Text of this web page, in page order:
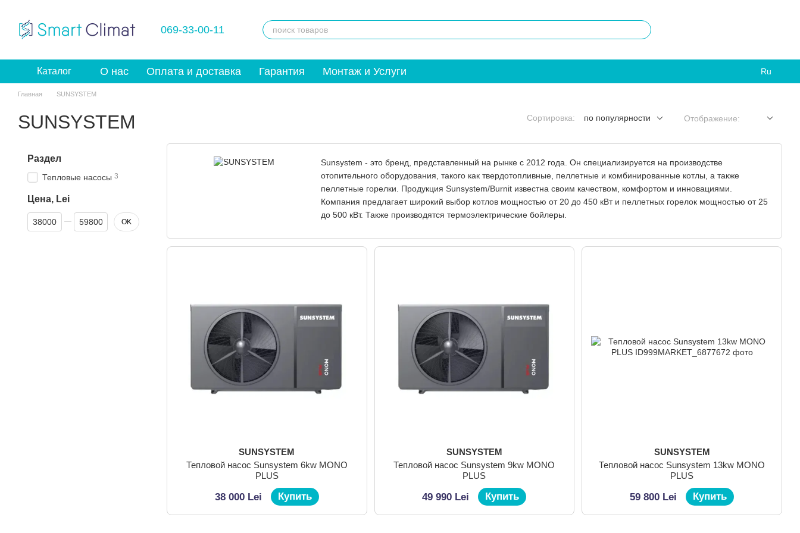
069-33-00-11
Каталог О нас Оплата и доставка Гарантия Монтаж и Услуги Ru
Главная SUNSYSTEM
SUNSYSTEM Сортировка: по популярности Отображение:
Sunsystem - это бренд, представленный на рынке с 2012 года. Он специализируется на производстве
отопительного оборудования, такого как твердотопливные, пеллетные и комбинированные котлы, а также
пеллетные горелки. Продукция Sunsystem/Burnit известна своим качеством, комфортом и инновациями.
Компания предлагает широкий выбор котлов мощностью от 20 до 450 кВт и пеллетных горелок мощностью от 25
до 500 кВт. Также производятся термоэлектрические бойлеры.
SUNSYSTEM
Тепловой насос Sunsystem 6kw MONO
PLUS
38 000 Lei Купить
SUNSYSTEM
Тепловой насос Sunsystem 9kw MONO
PLUS
49 990 Lei Купить
SUNSYSTEM
Тепловой насос Sunsystem 13kw MONO
PLUS
59 800 Lei Купить
Раздел
Тепловые насосы 3
Цена, Lei
От Цена, Lei
До Цена, Lei OK